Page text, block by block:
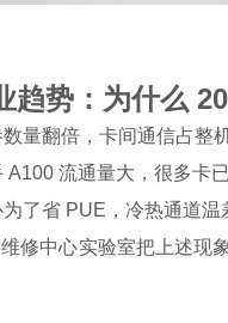
趋势：为什么
量翻倍，卡间通信占整
流通量大，很多卡
了省 PUE，冷热通道温
修中心实验室把上述现